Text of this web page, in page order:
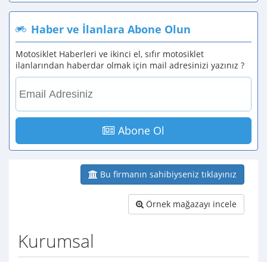
Haber ve İlanlara Abone Olun
Motosiklet Haberleri ve ikinci el, sıfır motosiklet
ilanlarından haberdar olmak için mail adresinizi yazınız ?
Abone Ol
Bu firmanın sahibiyseniz tıklayınız
Örnek mağazayı incele
Kurumsal